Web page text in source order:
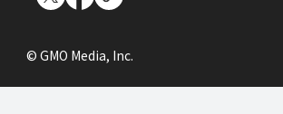
© GMO Media, Inc.